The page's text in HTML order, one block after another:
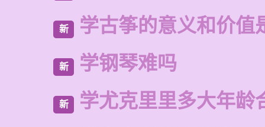
新 学古筝的意义和价值
新 学钢琴难吗
新 学尤克里里多大年龄